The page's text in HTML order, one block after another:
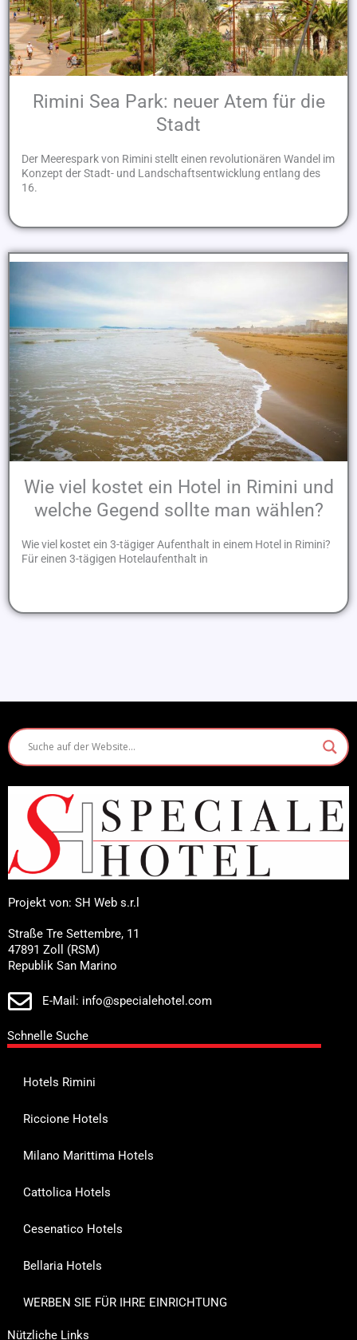
Rimini Sea Park: neuer Atem für die
Stadt
Der Meerespark von Rimini stellt einen revolutionären Wandel im
Konzept der Stadt- und Landschaftsentwicklung entlang des
16.
Wie viel kostet ein Hotel in Rimini und
welche Gegend sollte man wählen?
Wie viel kostet ein 3-tägiger Aufenthalt in einem Hotel in Rimini?
Für einen 3-tägigen Hotelaufenthalt in
Projekt von: SH Web s.r.l
Straße Tre Settembre, 11
47891 Zoll (RSM)
Republik San Marino
E-Mail: info@specialehotel.com
Schnelle Suche
Hotels Rimini
Riccione Hotels
Milano Marittima Hotels
Cattolica Hotels
Cesenatico Hotels
Bellaria Hotels
WERBEN SIE FÜR IHRE EINRICHTUNG
Nützliche Links